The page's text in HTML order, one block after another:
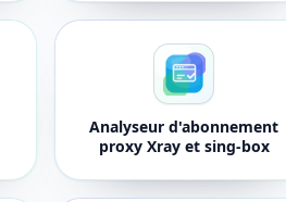
Analyseur d'abonnement
proxy Xray et sing-box